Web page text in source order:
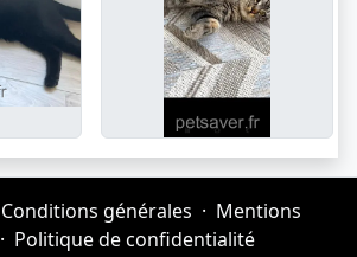
Conditions générales · Mentions
· Politique de confidentialité